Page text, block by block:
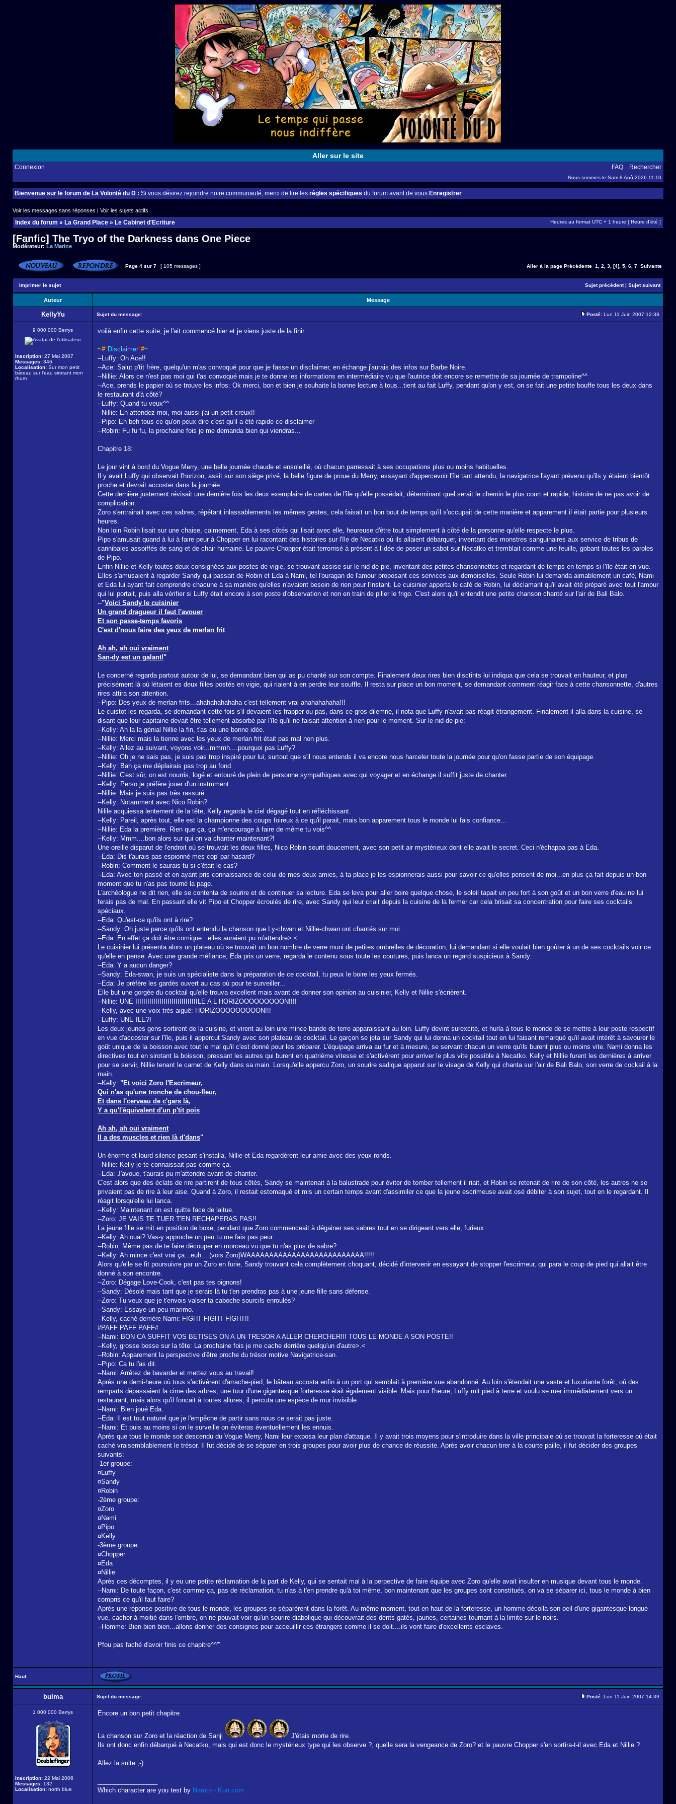
Aller sur le site
Connexion FAQ Rechercher
Nous sommes le Sam 8 Aoû 2026 11:10
Bienvenue sur le forum de La Volonté du D : Si vous désirez rejoindre notre communauté, merci de lire les règles spécifiques du forum avant de vous Enregistrer
Voir les messages sans réponses | Voir les sujets actifs
Index du forum » La Grand Place » Le Cabinet d'Ecriture Heures au format UTC + 1 heure [ Heure d’été ]
[Fanfic] The Tryo of the Darkness dans One Piece
Modérateur:La Marine
Page 4 sur 7 [ 105 messages ] Aller à la page Précédente 1 2 3 [4] 5 6 7 Suivante
Imprimer le sujet Sujet précédent| Sujet suivant
Auteur Message
KellyYu Sujet du message: Posté: Lun 11 Juin 2007 12:38
9 000 000 Berrys
Inscription: 27 Mai 2007
Messages: 346
Localisation: Sur mon petit
bâteau sur l'eau sirotant mon
rhum
voilà enfin cette suite, je l'ait commencé hier et je viens juste de la finir
~#*Disc aimer*#~
--Luffy: Oh Ace!!
--Ace: Salut p'tit frère, quelqu'un m'as convoqué pour que je fasse un disclaimer, en échange j'aurais des infos sur Barbe Noire.
--Nillie: Alors ce n'est pas moi qui t'as convoqué mais je te donne les informations en intermédiaire vu que l'autrice doit encore se remettre de sa journée de trampoline^^
--Ace, prends le papier où se trouve les infos: Ok merci, bon et bien je souhaite la bonne lecture à tous...tient au fait Luffy, pendant qu'on y est, on se fait une petite bouffe tous les deux dans
le restaurant d'à côté?
--Luffy: Quand tu veux^^
--Nillie: Eh attendez-moi, moi aussi j'ai un petit creux!!
--Pipo: Eh beh tous ce qu'on peux dire c'est qu'il a été rapide ce disclaimer
--Robin: Fu fu fu, la prochaine fois je me demanda bien qui viendras...
Chapitre 18:
Le jour vint à bord du Vogue Merry, une belle journée chaude et ensoleillé, où chacun parressait à ses occupations plus ou moins habituelles.
Il y avait Luffy qui observait l'horizon, assit sur son siège privé, la belle figure de proue du Merry, essayant d'appercevoir l'île tant attendu, la navigatrice l'ayant prévenu qu'ils y étaient bientôt
proche et devrait accoster dans la journée.
Cette dernière justement révisait une dernière fois les deux exemplaire de cartes de l'île qu'elle possédait, déterminant quel serait le chemin le plus court et rapide, histoire de ne pas avoir de
complication.
Zoro s'entrainait avec ces sabres, répétant inlassablements les mêmes gestes, cela faisait un bon bout de temps qu'il s'occupait de cette manière et apparement il était partie pour plusieurs
heures.
Non loin Robin lisait sur une chaise, calmement, Eda à ses côtés qui lisait avec elle, heureuse d'être tout simplement à côté de la personne qu'elle respecte le plus.
Pipo s'amusait quand à lui à faire peur à Chopper en lui racontant des histoires sur l'île de Necatko où ils allaient débarquer, inventant des monstres sanguinaires aux service de tribus de
cannibales assoiffés de sang et de chair humaine. Le pauvre Chopper était terrorrisé à présent à l'idée de poser un sabot sur Necatko et tremblait comme une feuille, gobant toutes les paroles
de Pipo.
Enfin Nillie et Kelly toutes deux consignées aux postes de vigie, se trouvant assise sur le nid de pie, inventant des petites chansonnettes et regardant de temps en temps si l'île était en vue.
Elles s'amusaient à regarder Sandy qui passait de Robin et Eda à Nami, tel l'ouragan de l'amour proposant ces services aux demoiselles. Seule Robin lui demanda aimablement un café, Nami
et Eda lui ayant fait comprendre chacune à sa manière qu'elles n'avaient besoin de rien pour l'instant. Le cuisinier apporta le café de Robin, lui déclamant qu'il avait été préparé avec tout l'amour
qui lui portait, puis alla vérifier si Luffy était encore à son poste d'observation et non en train de piller le frigo. C'est alors qu'il entendit une petite chanson chanté sur l'air de Bali Balo.
--"Voici Sandy le cuisinier
Un grand dragueur il faut l'avouer
Et son passe-temps favoris
C'est d'nous faire des yeux de merlan frit
Ah ah, ah oui vraiment
San-dy est un galant!"
Le concerné regarda partout autour de lui, se demandant bien qui as pu chanté sur son compte. Finalement deux rires bien disctints lui indiqua que cela se trouvait en hauteur, et plus
précisément là où létaient es deux filles postés en vigie, qui riaient à en perdre leur souffle. Il resta sur place un bon moment, se demandant comment réagir face à cette chansonnette, d'autres
rires attira son attention.
--Pipo: Des yeux de merlan frits...ahahahahahaha c'est tellement vrai ahahahahaha!!!
Le cuistot les regarda, se demandant cette fois s'il devaient les frapper ou pas, dans ce gros dilemne, il nota que Luffy n'avait pas réagit étrangement. Finalement il alla dans la cuisine, se
disant que leur capitaine devait être tellement absorbé par l'île qu'il ne faisait attention à rien pour le moment. Sur le nid-de-pie:
--Kelly: Ah la la génial Nillie la fin, t'as eu une bonne idée.
--Nillie: Merci mais la tienne avec les yeux de merlan frit était pas mal non plus.
--Kelly: Allez au suivant, voyons voir...mmmh....pourquoi pas Luffy?
--Nillie: Oh je ne sais pas, je suis pas trop inspiré pour lui, surtout que s'il nous entends il va encore nous harceler toute la journée pour qu'on fasse partie de son équipage.
--Kelly: Bah ça me déplairais pas trop au fond.
--Nillie: C'est sûr, on est nourris, logé et entouré de plein de personne sympathiques avec qui voyager et en échange il suffit juste de chanter.
--Kelly: Perso je préfère jouer d'un instrument.
--Nillie: Mais je suis pas très rassuré...
--Kelly: Notamment avec Nico Robin?
Nilile acquiessa lentement de la tête, Kelly regarda le ciel dégagé tout en réfléchissant.
--Kelly: Pareil, après tout, elle est la championne des coups foireux à ce qu'il parait, mais bon apparement tous le monde lui fais confiance...
--Nillie: Eda la première. Rien que ça, ça m'encourage à faire de même tu vois^^
--Kelly: Mmm....bon alors sur qui on va chanter maintenant?!
Une oreille disparut de l'endroit où se trouvait les deux filles, Nico Robin sourit doucement, avec son petit air mystérieux dont elle avait le secret. Ceci n'échappa pas à Eda.
--Eda: Dis t'aurais pas espionné mes cop' par hasard?
--Robin: Comment le saurais-tu si c'était le cas?
--Eda: Avec ton passé et en ayant pris connaissance de celui de mes deux amies, à ta place je les espionnerais aussi pour savoir ce qu'elles pensent de moi...en plus ça fait depuis un bon
moment que tu n'as pas tourné la page.
L'archéologue ne dit rien, elle se contenta de sourire et de continuer sa lecture. Eda se leva pour aller boire quelque chose, le soleil tapait un peu fort à son goût et un bon verre d'eau ne lui
ferais pas de mal. En passant elle vit Pipo et Chopper écroulés de rire, avec Sandy qui leur criait depuis la cuisine de la fermer car cela brisait sa concentration pour faire ses cocktails
spéciaux.
--Eda: Qu'est-ce qu'ils ont à rire?
--Sandy: Oh juste parce qu'ils ont entendu la chanson que Ly-chwan et Nillie-chwan ont chantés sur moi.
--Eda: En effet ça doit être comique...elles auraient pu m'attendre>.<
Le cuisinier lui présenta alors un plateau où se trouvait un bon nombre de verre muni de petites ombrelles de décoration, lui demandant si elle voulait bien goûter à un de ses cocktails voir ce
qu'elle en pense. Avec une grande méfiance, Eda pris un verre, regarda le contenu sous toute les coutures, puis lanca un regard suspicieux à Sandy.
--Eda: Y a aucun danger?
--Sandy: Eda-swan, je suis un spécialiste dans la préparation de ce cocktail, tu peux le boire les yeux fermés.
--Eda: Je préfère les gardés ouvert au cas où pour te surveiller...
Elle but une gorgée du cocktail qu'elle trouva excellent mais avant de donner son opinion au cuisinier, Kelly et Nillie s'écrièrent.
--Nillie: UNE IIIIIIIIIIIIIIIIIIIIIIIIIIIIIIILE A L HORIZOOOOOOOOON!!!!
--Kelly, avec une voix très aiguë: HORIZOOOOOOOOON!!!
--Luffy: UNE ILE?!
Les deux jeunes gens sortirent de la cuisine, et virent au loin une mince bande de terre apparaissant au loin. Luffy devint surexcité, et hurla à tous le monde de se mettre à leur poste respectif
en vue d'accoster sur l'île, puis il appercut Sandy avec son plateau de cocktail. Le garçon se jeta sur Sandy qui lui donna un cocktail tout en lui faisant remarqué qu'il avait intérêt à savourer le
goût unique de la boisson avec tout le mal qu'il c'est donné pour les préparer. L'équipage arriva au fur et à mesure, se servant chacun un verre qu'ils burent plus ou moins vite. Nami donna les
directives tout en sirotant la boisson, pressant les autres qui burent en quatrième vitesse et s'activèrent pour arriver le plus vite possible à Necatko. Kelly et Nillie furent les dernières à arriver
pour se servir, Nillie tenant le carnet de Kelly dans sa main. Lorsqu'elle appercu Zoro, un sourire sadique apparut sur le visage de Kelly qui chanta sur l'air de Bali Balo, son verre de cockail à la
main.
--Kelly: "Et voici Zoro l'Escrimeur,
Qui n'as qu'une tronche de chou-fleur,
Et dans l'cerveau de c'gars là,
Y a qu'l'équivalent d'un p'tit pois
Ah ah, ah oui vraiment
Il a des muscles et rien là d'dans"
Un énorme et lourd silence pesant s'installa, Nillie et Eda regardèrent leur amie avec des yeux ronds.
--Nillie: Kelly je te connaissait pas comme ça.
--Eda: J'avoue, t'aurais pu m'attendre avant de chanter.
C'est alors que des éclats de rire partirent de tous côtés, Sandy se maintenait à la balustrade pour éviter de tomber tellement il riait, et Robin se retenait de rire de son côté, les autres ne se
privaient pas de rire à leur aise. Quand à Zoro, il restait estomaqué et mis un certain temps avant d'assimiler ce que la jeune escrimeuse avait osé débiter à son sujet, tout en le regardant. Il
réagit lorsqu'elle lui lanca.
--Kelly: Maintenant on est quitte face de laitue.
--Zoro: JE VAIS TE TUER T'EN RECHAPERAS PAS!!
La jeune fille se mit en position de boxe, pendant que Zoro commenceait à dégainer ses sabres tout en se dirigeant vers elle, furieux.
--Kelly: Ah ouai? Vas-y approche un peu tu me fais pas peur.
--Robin: Même pas de te faire découper en morceau vu que tu n'as plus de sabre?
--Kelly: Ah mince c'est vrai ça...euh....(vois Zoro)WAAAAAAAAAAAAAAAAAAAAAAAAAA!!!!!
Alors qu'elle se fit poursuivre par un Zoro en furie, Sandy trouvant cela complètement choquant, décidé d'intervenir en essayant de stopper l'escrimeur, qui para le coup de pied qui allait être
donné à son encontre.
--Zoro: Dégage Love-Cook, c'est pas tes oignons!
--Sandy: Désolé mais tant que je serais là tu t'en prendras pas à une jeune fille sans défense.
--Zoro: Tu veux que je t'envois valser ta caboche sourcils enroulés?
--Sandy: Essaye un peu marimo.
--Kelly, caché derrière Nami: FIGHT FIGHT FIGHT!!
#PAFF PAFF PAFF#
--Nami: BON CA SUFFIT VOS BETISES ON A UN TRESOR A ALLER CHERCHER!!! TOUS LE MONDE A SON POSTE!!
--Kelly, grosse bosse sur la tête: La prochaine fois je me cache derrière quelqu'un d'autre>.<
--Robin: Apparement la perspective d'être proche du trésor motive Navigatrice-san.
--Pipo: Ca tu l'as dit.
--Nami: Arrêtez de bavarder et mettez vous au travail!
Après une demi-heure où tous s'activèrent d'arrache-pied, le bâteau accosta enfin à un port qui semblait à première vue abandonné. Au loin s'étendait une vaste et luxuriante forêt, où des
remparts dépassaient la cime des arbres, une tour d'une gigantesque forteresse était également visible. Mais pour l'heure, Luffy mit pied à terre et voulu se ruer immédiatement vers un
restaurant, mais alors qu'il foncait à toutes allures, il percuta une espèce de mur invisible.
--Nami: Bien joué Eda.
--Eda: Il est tout naturel que je l'empêche de partir sans nous ce serait pas juste.
--Nami: Et puis au moins si on le surveille on éviteras éventuellement les ennuis.
Après que tous le monde soit descendu du Vogue Merry, Nami leur exposa leur plan d'attaque. Il y avait trois moyens pour s'introduire dans la ville principale où se trouvait la forteresse où était
caché vraisemblablement le trésor. Il fut décidé de se séparer en trois groupes pour avoir plus de chance de réussite. Après avoir chacun tirer à la courte paille, il fut décider des groupes
suivants:
-1er groupe:
¤Luffy
¤Sandy
¤Robin
-2ème groupe:
¤Zoro
¤Nami
¤Pipo
¤Kelly
-3ème groupe:
¤Chopper
¤Eda
¤Nillie
Après ces décomptes, il y eu une petite réclamation de la part de Kelly, qui se sentait mal à la perpective de faire équipe avec Zoro qu'elle avait insulter en musique devant tous le monde.
--Nami: De toute façon, c'est comme ça, pas de réclamation, tu n'as à t'en prendre qu'à toi même, bon maintenant que les groupes sont constitués, on va se séparer ici, tous le monde à bien
compris ce qu'il faut faire?
Après une réponse positive de tous le monde, les groupes se séparèrent dans la forêt. Au même moment, tout en haut de la forteresse, un homme décolla son oeil d'une gigantesque longue
vue, cacher à moitié dans l'ombre, on ne pouvait voir qu'un sourire diabolique qui découvrait des dents gatés, jaunes, certaines tournant à la limite sur le noirs.
--Homme: Bien bien bien...allons donner des consignes pour acceuillir ces étrangers comme il se doit....ils vont faire d'excellents esclaves.
Pfou pas faché d'avoir finis ce chapitre^^'''
Haut
bulma Sujet du message: Posté: Lun 11 Juin 2007 14:39
1 000 000 Berrys
Inscription: 22 Mai 2006
Messages: 132
Localisation: north blue
Encore un bon petit chapitre.
La chanson sur Zoro et la réaction de Sanji
J'étais morte de rire.
Ils ont donc enfin débarqué à Necatko, mais qui est donc le mystérieux type qui les observe ?, quelle sera la vengeance de Zoro? et le pauvre Chopper s'en sortira-t-il avec Eda et Nillie ?
Allez la suite ;-)
Which character are you test by Naruto - Kun.com